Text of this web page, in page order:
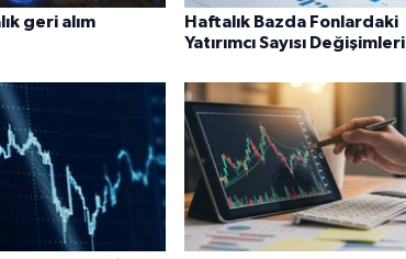
geri alım
Haftalık Bazda Fonlardaki
Yatırımcı Sayısı Değişimleri